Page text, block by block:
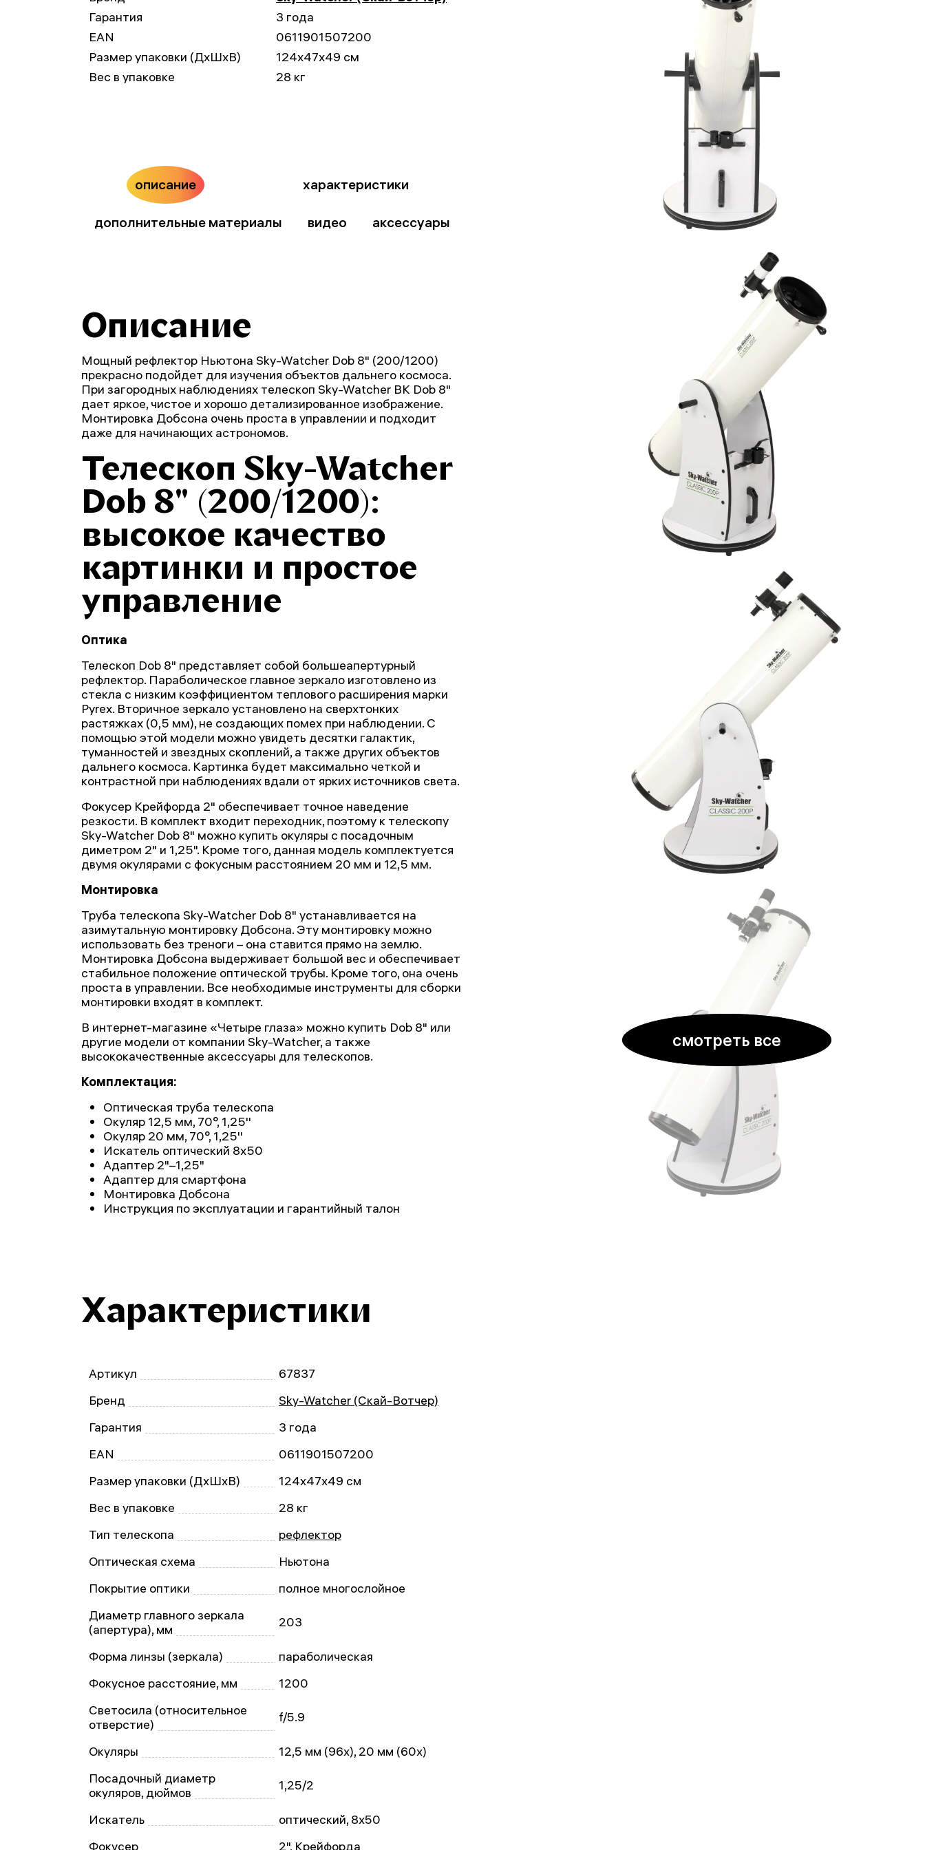
смотреть все
Гарантия
3 года
EAN
0611901507200
Размер упаковки (ДxШxВ)
124x47x49 см
Вес в упаковке
28 кг
описание характеристики
дополнительные материалы видео аксессуары
Описание
Мощный рефлектор Ньютона Sky-Watcher Dob 8" (200/1200)
прекрасно подойдет для изучения объектов дальнего космоса.
При загородных наблюдениях телескоп Sky-Watcher BK Dob 8"
дает яркое, чистое и хорошо детализированное изображение.
Монтировка Добсона очень проста в управлении и подходит
даже для начинающих астрономов.
Телескоп Sky-Watcher
Dob 8" (200/1200):
высокое качество
картинки и простое
управление
Оптика
Телескоп Dob 8" представляет собой большеапертурный
рефлектор. Параболическое главное зеркало изготовлено из
стекла с низким коэффициентом теплового расширения марки
Pyrex. Вторичное зеркало установлено на сверхтонких
растяжках (0,5 мм), не создающих помех при наблюдении. С
помощью этой модели можно увидеть десятки галактик,
туманностей и звездных скоплений, а также других объектов
дальнего космоса. Картинка будет максимально четкой и
контрастной при наблюдениях вдали от ярких источников света.
Фокусер Крейфорда 2" обеспечивает точное наведение
резкости. В комплект входит переходник, поэтому к телескопу
Sky-Watcher Dob 8" можно купить окуляры с посадочным
диметром 2" и 1,25". Кроме того, данная модель комплектуется
двумя окулярами с фокусным расстоянием 20 мм и 12,5 мм.
Монтировка
Труба телескопа Sky-Watcher Dob 8" устанавливается на
азимутальную монтировку Добсона. Эту монтировку можно
использовать без треноги – она ставится прямо на землю.
Монтировка Добсона выдерживает большой вес и обеспечивает
стабильное положение оптической трубы. Кроме того, она очень
проста в управлении. Все необходимые инструменты для сборки
монтировки входят в комплект.
В интернет-магазине «Четыре глаза» можно купить Dob 8" или
другие модели от компании Sky-Watcher, а также
высококачественные аксессуары для телескопов.
Комплектация:
Оптическая труба телескопа
Окуляр 12,5 мм, 70°, 1,25''
Окуляр 20 мм, 70°, 1,25''
Искатель оптический 8x50
Адаптер 2"–1,25"
Адаптер для смартфона
Монтировка Добсона
Инструкция по эксплуатации и гарантийный талон
Характеристики
Артикул
67837
Бренд
Sky-Watcher (Скай-Вотчер)
Гарантия
3 года
EAN
0611901507200
Размер упаковки (ДxШxВ)
124x47x49 см
Вес в упаковке
28 кг
Тип телескопа
рефлектор
Оптическая схема
Ньютона
Покрытие оптики
полное многослойное
Диаметр главного зеркала
(апертура), мм
203
Форма линзы (зеркала)
параболическая
Фокусное расстояние, мм
1200
Светосила (относительное
отверстие)
f/5.9
Окуляры
12,5 мм (96x), 20 мм (60x)
Посадочный диаметр
окуляров, дюймов
1,25/2
Искатель
оптический, 8x50
Фокусер
2", Крейфорда